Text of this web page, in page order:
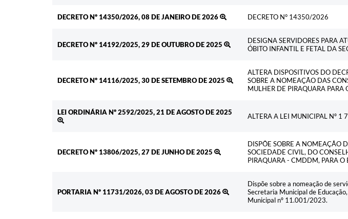
DECRETO Nº 14350/2026, 08 DE JANEIRO DE 2026 DECRETO N° 14350/2026
DECRETO Nº 14192/2025, 29 DE OUTUBRO DE 2025
DESIGNA SERVIDORES PARA
ÓBITO INFANTIL E FETAL DA
DECRETO Nº 14116/2025, 30 DE SETEMBRO DE 2025
ALTERA DISPOSITIVOS DO
SOBRE A NOMEAÇÃO DAS
MULHER DE PIRAQUARA
LEI ORDINÁRIA Nº 2592/2025, 21 DE AGOSTO DE 2025 ALTERA A LEI MUNICIPAL Nº 1
DECRETO Nº 13806/2025, 27 DE JUNHO DE 2025
DISPÕE SOBRE A NOMEAÇÃO
SOCIEDADE CIVIL, DO
PIRAQUARA - CMDDM, PARA
PORTARIA Nº 11731/2026, 03 DE AGOSTO DE 2026
Dispõe sobre a nomeação de
Secretaria Municipal de
Municipal nº 11.001/2023.